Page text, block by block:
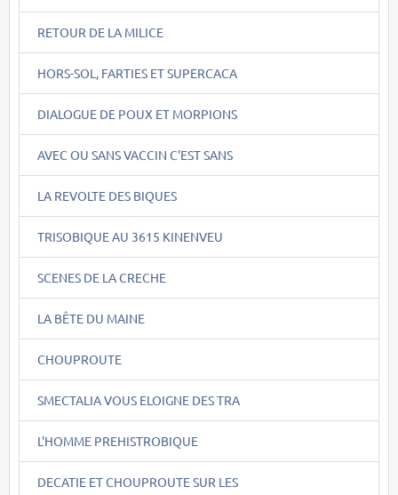
RETOUR DE LA MILICE
HORS-SOL, FARTIES ET SUPERCACA
DIALOGUE DE POUX ET MORPIONS
AVEC OU SANS VACCIN C'EST SANS
LA REVOLTE DES BIQUES
TRISOBIQUE AU 3615 KINENVEU
SCENES DE LA CRECHE
LA BÊTE DU MAINE
CHOUPROUTE
SMECTALIA VOUS ELOIGNE DES TRA
L'HOMME PREHISTROBIQUE
DECATIE ET CHOUPROUTE SUR LES